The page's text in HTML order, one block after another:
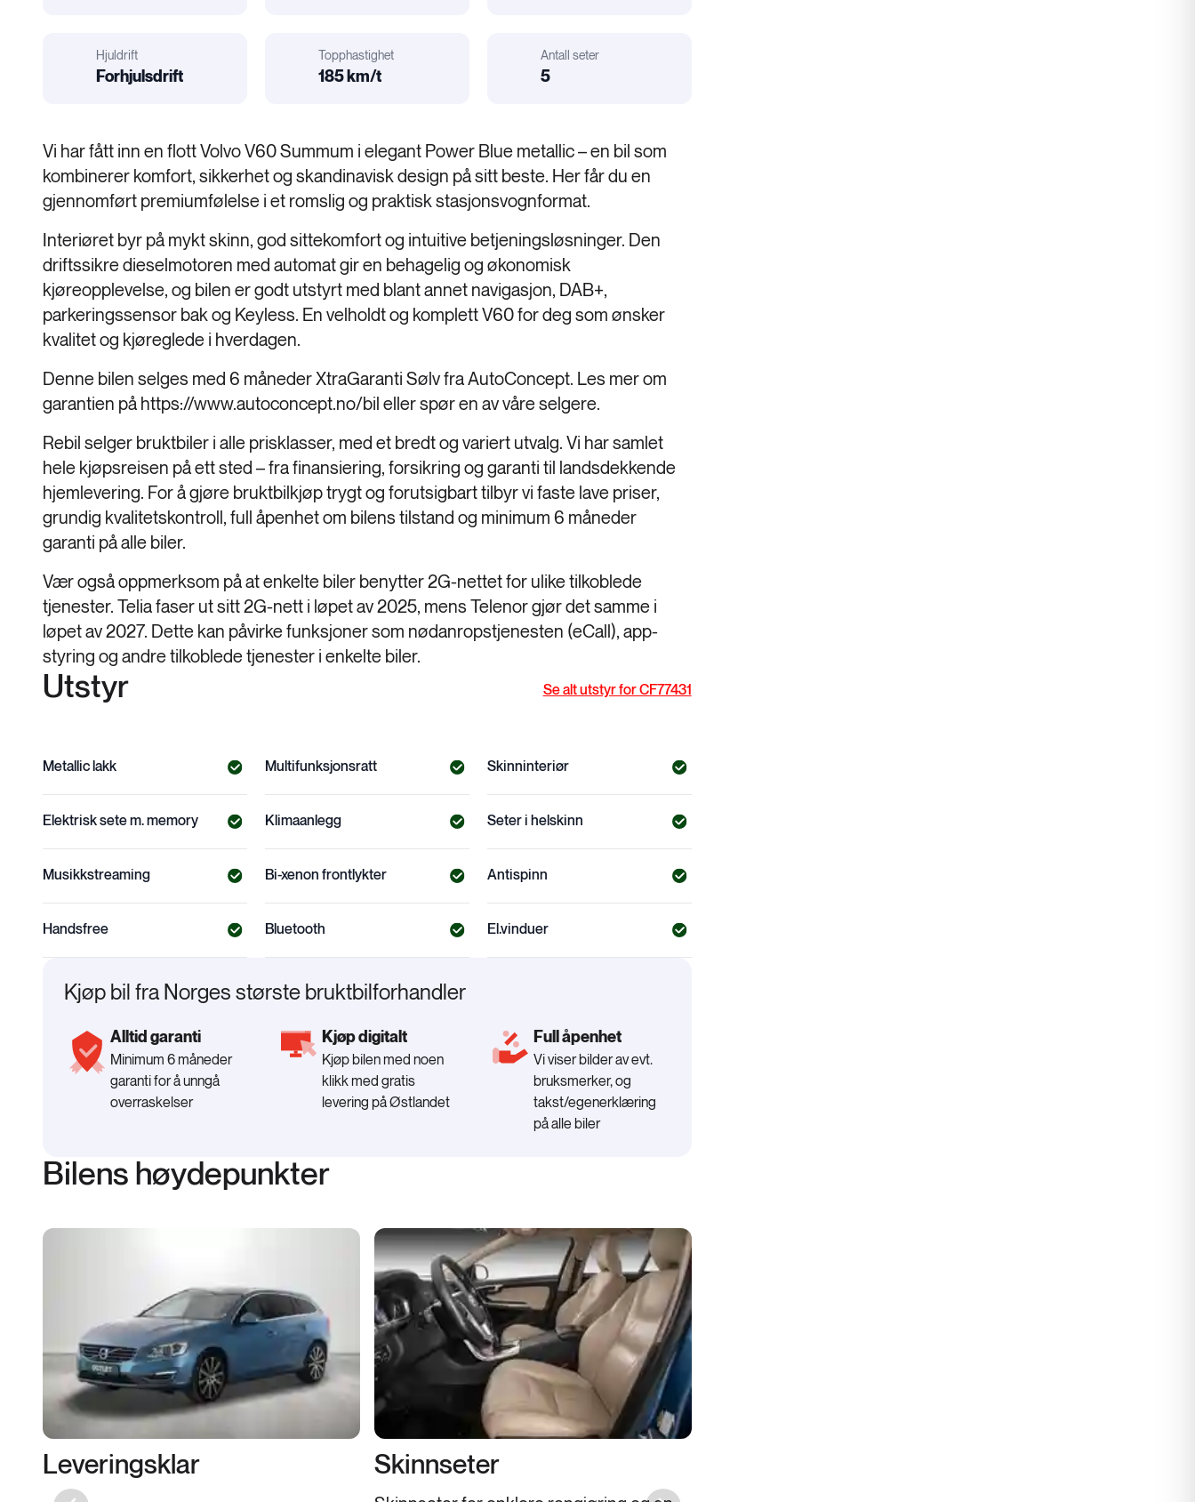
Hjuldrift
Forhjulsdrift
Topphastighet
185 km/t
Antall seter
5
Vi har fått inn en flott Volvo V60 Summum i elegant Power Blue metallic – en bil som
kombinerer komfort, sikkerhet og skandinavisk design på sitt beste. Her får du en
gjennomført premiumfølelse i et romslig og praktisk stasjonsvognformat.
Interiøret byr på mykt skinn, god sittekomfort og intuitive betjeningsløsninger. Den
driftssikre dieselmotoren med automat gir en behagelig og økonomisk
kjøreopplevelse, og bilen er godt utstyrt med blant annet navigasjon, DAB+,
parkeringssensor bak og Keyless. En velholdt og komplett V60 for deg som ønsker
kvalitet og kjøreglede i hverdagen.
Denne bilen selges med 6 måneder XtraGaranti Sølv fra AutoConcept. Les mer om
garantien på https://www.autoconcept.no/bil eller spør en av våre selgere.
Rebil selger bruktbiler i alle prisklasser, med et bredt og variert utvalg. Vi har samlet
hele kjøpsreisen på ett sted – fra finansiering, forsikring og garanti til landsdekkende
hjemlevering. For å gjøre bruktbilkjøp trygt og forutsigbart tilbyr vi faste lave priser,
grundig kvalitetskontroll, full åpenhet om bilens tilstand og minimum 6 måneder
garanti på alle biler.
Vær også oppmerksom på at enkelte biler benytter 2G-nettet for ulike tilkoblede
tjenester. Telia faser ut sitt 2G-nett i løpet av 2025, mens Telenor gjør det samme i
løpet av 2027. Dette kan påvirke funksjoner som nødanropstjenesten (eCall), app-
styring og andre tilkoblede tjenester i enkelte biler.
Utstyr Se alt utstyr for CF77431
Metallic lakk Multifunksjonsratt Skinninteriør
Elektrisk sete m. memory Klimaanlegg Seter i helskinn
Musikkstreaming Bi-xenon frontlykter Antispinn
Handsfree Bluetooth El.vinduer
Kjøp bil fra Norges største bruktbilforhandler
Alltid garanti
Minimum 6 måneder
garanti for å unngå
overraskelser
Kjøp digitalt
Kjøp bilen med noen
klikk med gratis
levering på Østlandet
Full åpenhet
Vi viser bilder av evt.
bruksmerker, og
takst/egenerklæring
på alle biler
Bilens høydepunkter
Leveringsklar Skinnseter